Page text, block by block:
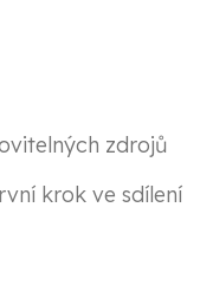
zdrojů
krok ve sdílení